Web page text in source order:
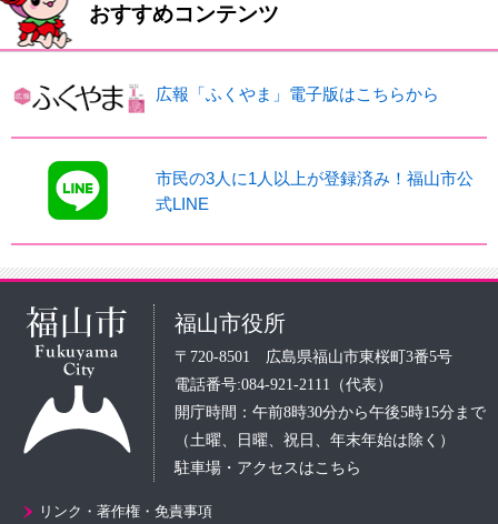
おすすめコンテンツ
広報「ふくやま」電子版はこちらから
市民の3人に1人以上が登録済み！福山市公
式LINE
福山市役所
〒720-8501 広島県福山市東桜町3番5号
電話番号:084-921-2111（代表）
開庁時間：午前8時30分から午後5時15分まで
（土曜、日曜、祝日、年末年始は除く）
駐車場・アクセスはこちら
リンク・著作権・免責事項